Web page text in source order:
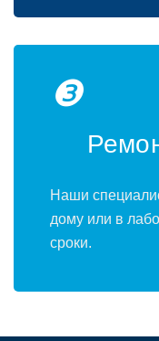
❸
Наши
дому или в
сроки.